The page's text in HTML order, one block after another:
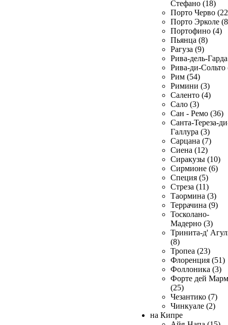
Стефано (18)
Порто Черво
Порто Эрколе
Портофино (4)
Пьянца (8)
Рагуза (9)
Рива-дель-
Рива-ди-Сольто
Рим (54)
Римини (3)
Саленто (4)
Сало (3)
Сан - Ремо (36)
Санта-Тереза-
Галлура (3)
Сарцана (7)
Сиена (12)
Сиракузы (10)
Сирмионе (6)
Специя (5)
Стреза (11)
Таормина (3)
Террачина (9)
Тосколано-
Мадерно (3)
Тринита-д'
(8)
Тропеа (23)
Флоренция (51)
Фоллоника (3)
Форте дей
(25)
Чезантико (7)
Чинкуале (2)
на Кипре